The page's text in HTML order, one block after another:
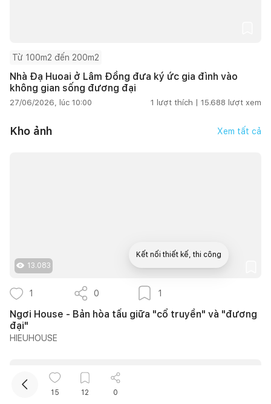
Từ 100m2 đến 200m2
Nhà Đạ Huoai ở Lâm Đồng đưa ký ức gia đình vào
không gian sống đương đại
27/06/2026, lúc 10:00 1 lượt thích | 15.688 lượt xem
Kho ảnh Xem tất cả
13.083
1 0 1
Ngơi House - Bản hòa tấu giữa "cổ truyền" và "đương
đại"
HIEUHOUSE
15 12 0
Kết nối thiết kế, thi công
Mua sắm hoàn thiện nhà